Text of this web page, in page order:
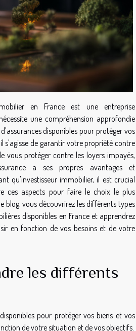
en France est une entreprise
une compréhension approfondie
disponibles pour protéger vos
s'agisse de garantir votre propriété contre
vous protéger contre les loyers impayés,
a ses propres avantages et
qu'investisseur immobilier, il est crucial
ces aspects pour faire le choix le plus
blog, vous découvrirez les différents types
disponibles en France et apprendrez
en fonction de vos besoins et de votre
les différents
pour protéger vos biens et vos
de votre situation et de vos objectifs.